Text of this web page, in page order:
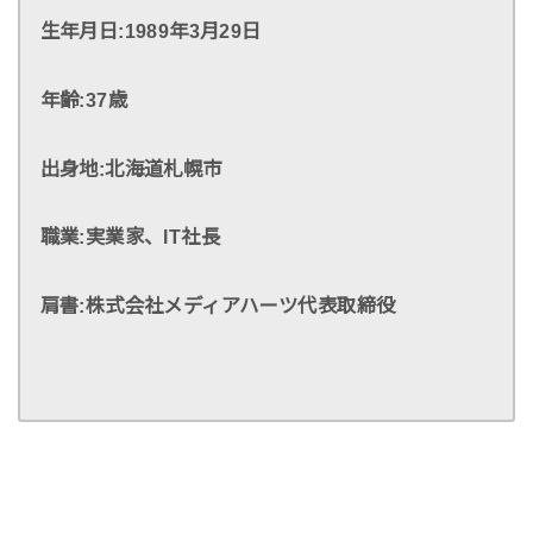
生年月日:1989年3月29日
年齢:37歳
出身地:北海道札幌市
職業:実業家、IT社長
肩書:株式会社メディアハーツ代表取締役